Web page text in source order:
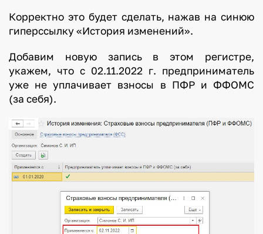
Корректно это будет сделать, нажав на синюю
гиперссылку «История изменений».
Добавим новую запись в этом регистре,
укажем, что с 02.11.2022 г. предприниматель
уже не уплачивает взносы в ПФР и ФФОМС
(за себя).